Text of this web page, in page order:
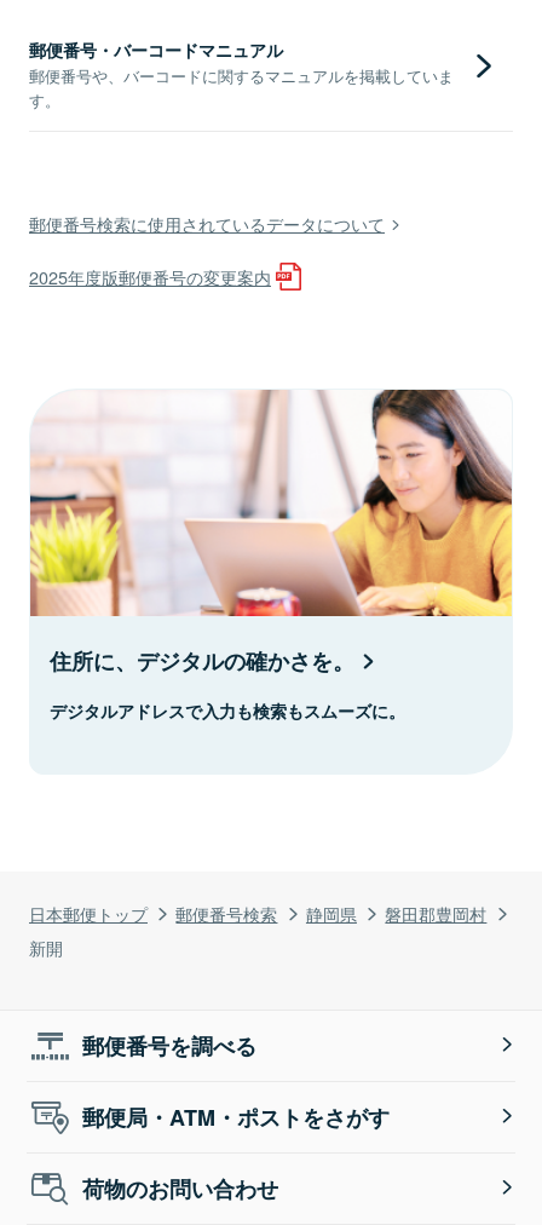
日本郵便トップ 郵便番号検索 静岡県
磐田郡豊岡村
新開
郵便番号・バーコードマニュアル
郵便番号や、バーコードに関するマニュアルを掲載していま
す。
郵便番号検索に使用されているデータについて
2025年度版郵便番号の変更案内
住所に、デジタルの確かさを。
デジタルアドレスで入力も検索もスムーズに。
郵便番号を調べる
郵便局・ATM・ポストをさがす
荷物のお問い合わせ